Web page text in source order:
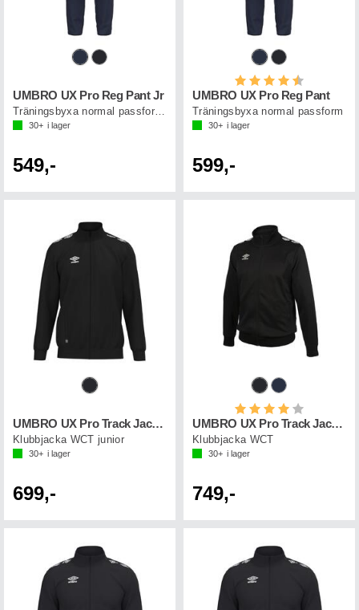
UMBRO UX Pro Reg Pant Jr
Träningsbyxa normal passform junior
30+ i lager
549,-
Betyg:
UMBRO UX Pro Reg Pant
Träningsbyxa normal passform
30+ i lager
599,-
UMBRO UX Pro Track Jacket Jr
Klubbjacka WCT junior
30+ i lager
699,-
Betyg:
UMBRO UX Pro Track Jacket
Klubbjacka WCT
30+ i lager
749,-